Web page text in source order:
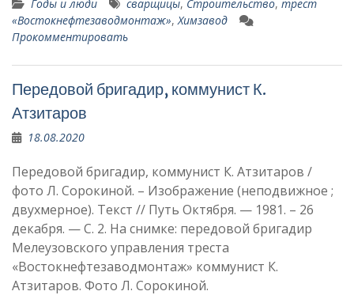
Годы и люди сварщицы, Строительство, трест
«Востокнефтезаводмонтаж»,Химзавод
Прокомментировать
Передовой бригадир, комму­нист К.
Атзитаров
18.08.2020
Передовой бригадир, комму­нист К. Атзитаров /
фото Л. Сорокиной. – Изображение (неподвижное ;
двухмерное). Текст // Путь Октября. — 1981. – 26
декабря. — С. 2. На снимке: передовой бригадир
Мелеузовского управления треста
«Востокнефтезаводмонтаж» комму­нист К.
Атзитаров. Фото Л. Сорокиной.